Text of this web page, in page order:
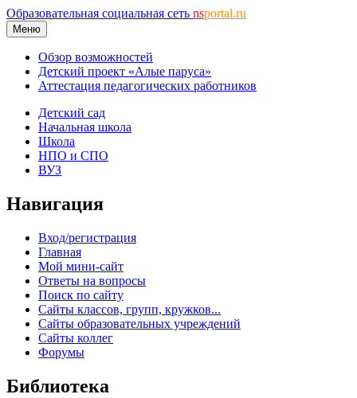
Образовательная социальная сеть nsportal.ru
Меню
Обзор возможностей
Детский проект «Алые паруса»
Аттестация педагогических работников
Детский сад
Начальная школа
Школа
НПО и СПО
ВУЗ
Навигация
Вход/регистрация
Главная
Мой мини-сайт
Ответы на вопросы
Поиск по сайту
Сайты классов, групп, кружков...
Сайты образовательных учреждений
Сайты коллег
Форумы
Библиотека